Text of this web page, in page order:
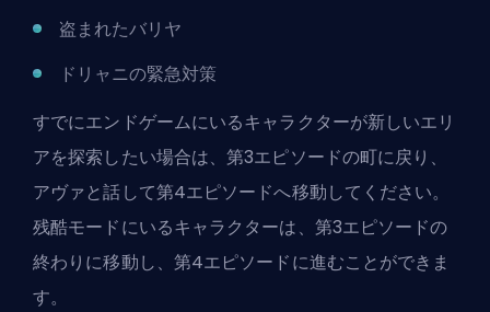
盗まれたバリヤ
ドリャニの緊急対策
すでにエンドゲームにいるキャラクターが新しいエリ
アを探索したい場合は、第3エピソードの町に戻り、
アヴァと話して第4エピソードへ移動してください。
残酷モードにいるキャラクターは、第3エピソードの
終わりに移動し、第4エピソードに進むことができま
す。